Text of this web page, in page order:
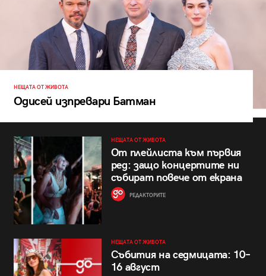
НЕЩАТА ОТ ЖИВОТА
Одисей изпревари Батман
НЕЩАТА ОТ ЖИВОТА
От плейлиста към първия
ред: защо концертите ни
събират повече от екрана
РЕДАКТОРИТЕ
НЕЩАТА ОТ ЖИВОТА
Събития на седмицата: 10–
16 август